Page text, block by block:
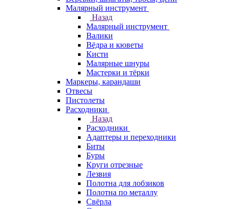
Малярный инструмент
Назад
Малярный инструмент
Валики
Вёдра и кюветы
Кисти
Малярные шнуры
Мастерки и тёрки
Маркеры, карандаши
Отвесы
Пистолеты
Расходники
Назад
Расходники
Адаптеры и переходники
Биты
Буры
Круги отрезные
Лезвия
Полотна для лобзиков
Полотна по металлу
Свёрла